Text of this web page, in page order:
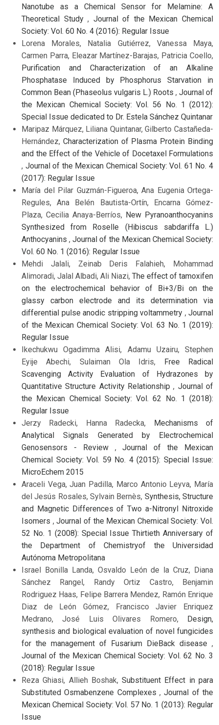
Nanotube as a Chemical Sensor for Melamine: A
Theoretical Study, Journal of the Mexican Chemical
Society: Vol. 60 No. 4 (2016): Regular Issue
Lorena Morales, Natalia Gutiérrez, Vanessa Maya,
Carmen Parra, Eleazar Martínez-Barajas, Patricia Coello,
Purification and Characterization of an Alkaline
Phosphatase Induced by Phosphorus Starvation in
Common Bean (Phaseolus vulgaris L.) Roots , Journal of
the Mexican Chemical Society: Vol. 56 No. 1 (2012):
Special Issue dedicated to Dr. Estela Sánchez Quintanar
Maripaz Márquez, Liliana Quintanar, Gilberto Castañeda-
Hernández, Characterization of Plasma Protein Binding
and the Effect of the Vehicle of Docetaxel Formulations
, Journal of the Mexican Chemical Society: Vol. 61 No. 4
(2017): Regular Issue
María del Pilar Guzmán-Figueroa, Ana Eugenia Ortega-
Regules, Ana Belén Bautista-Ortín, Encarna Gómez-
Plaza, Cecilia Anaya-Berríos, New Pyranoanthocyanins
Synthesized from Roselle (Hibiscus sabdariffa L.)
Anthocyanins,Journal of the Mexican Chemical Society:
Vol. 60 No. 1 (2016): Regular Issue
Mehdi Jalali, Zeinab Deris Falahieh, Mohammad
Alimoradi, Jalal Albadi, Ali Niazi, The effect of tamoxifen
on the electrochemical behavior of Bi+3/Bi on the
glassy carbon electrode and its determination via
differential pulse anodic stripping voltammetry , Journal
of the Mexican Chemical Society: Vol. 63 No. 1 (2019):
Regular Issue
Ikechukwu Ogadimma Alisi, Adamu Uzairu, Stephen
Eyije Abechi, Sulaiman Ola Idris,
Free Radical
Scavenging Activity Evaluation of Hydrazones by
Quantitative Structure Activity Relationship, Journal of
the Mexican Chemical Society: Vol. 62 No. 1 (2018):
Regular Issue
Jerzy Radecki, Hanna Radecka,
Mechanisms of
Analytical Signals Generated by Electrochemical
Genosensors - Review ,Journal of the Mexican
Chemical Society: Vol. 59 No. 4 (2015): Special Issue:
MicroEchem 2015
Araceli Vega, Juan Padilla, Marco Antonio Leyva, María
del Jesús Rosales, Sylvain Bernès, Synthesis, Structure
and Magnetic Differences of Two a-Nitronyl Nitroxide
Isomers ,Journal of the Mexican Chemical Society: Vol.
52 No. 1 (2008): Special Issue Thirtieth Anniversary of
the Department of Chemistryof the Universidad
Autónoma Metropolitana
Israel Bonilla Landa, Osvaldo León de la Cruz, Diana
Sánchez Rangel, Randy Ortiz Castro, Benjamin
Rodriguez Haas, Felipe Barrera Mendez, Ramón Enrique
Diaz de León Gómez, Francisco Javier Enriquez
Medrano, José Luis Olivares Romero,
Design,
synthesis and biological evaluation of novel fungicides
for the management of Fusarium DieBack disease ,
Journal of the Mexican Chemical Society: Vol. 62 No. 3
(2018): Regular Issue
Reza Ghiasi, Allieh Boshak,Substituent Effect in para
Substituted Osmabenzene Complexes ,Journal of the
Mexican Chemical Society: Vol. 57 No. 1 (2013): Regular
Issue